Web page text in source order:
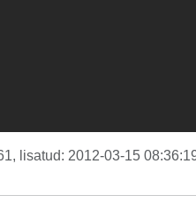
lisatud: 2012-03-15